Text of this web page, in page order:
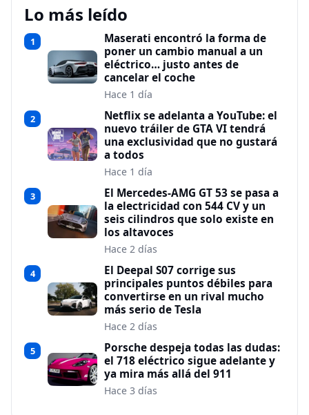
Lo más leído
1
Maserati encontró la forma de
poner un cambio manual a un
eléctrico… justo antes de
cancelar el coche
Hace 1 día
2
Netflix se adelanta a YouTube: el
nuevo tráiler de GTA VI tendrá
una exclusividad que no gustará
a todos
Hace 1 día
3
El Mercedes-AMG GT 53 se pasa a
la electricidad con 544 CV y un
seis cilindros que solo existe en
los altavoces
Hace 2 días
4
El Deepal S07 corrige sus
principales puntos débiles para
convertirse en un rival mucho
más serio de Tesla
Hace 2 días
5
Porsche despeja todas las dudas:
el 718 eléctrico sigue adelante y
ya mira más allá del 911
Hace 3 días